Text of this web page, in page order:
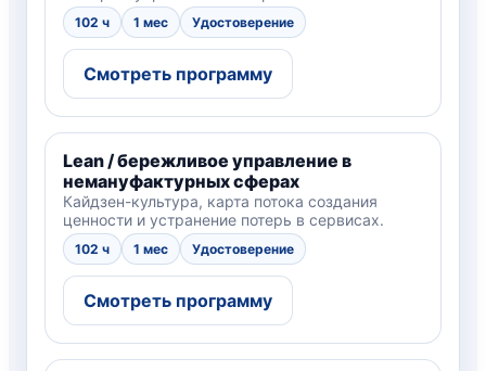
102 ч 1 мес Удостоверение
Смотреть программу
Lean / бережливое управление в
немануфактурных сферах
Кайдзен-культура, карта потока создания
ценности и устранение потерь в сервисах.
102 ч 1 мес Удостоверение
Смотреть программу